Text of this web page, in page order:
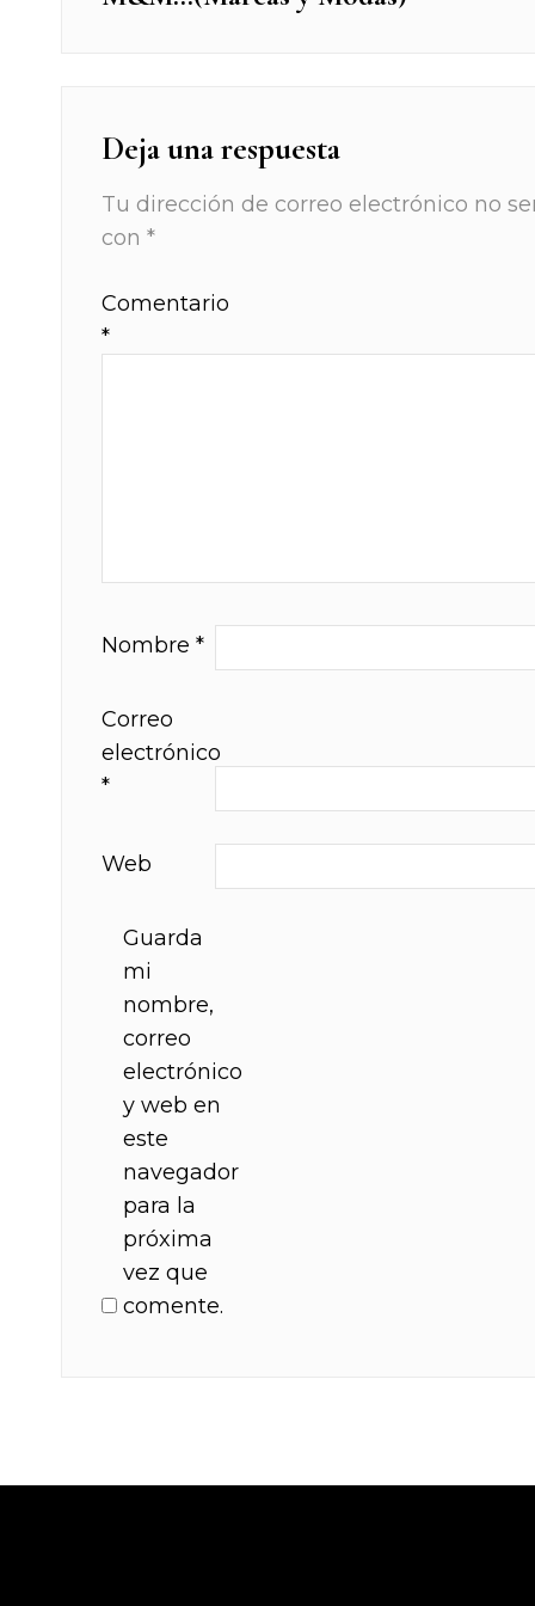
Deja una respuesta
Tu dirección de correo electrónico no
con *
Comentario
*
Nombre *
Correo
electrónico
*
Web
Guarda
mi
nombre,
correo
electrónico
y web en
este
navegador
para la
próxima
vez que
comente.